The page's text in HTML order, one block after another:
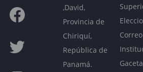
,David,
Provincia de
Chiriquí,
República de
Panamá.
Correo
Gaceta